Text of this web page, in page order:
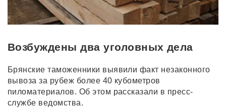
Возбуждены два уголовных дела
Брянские таможенники выявили факт незаконного
вывоза за рубеж более 40 кубометров
пиломатериалов. Об этом рассказали в пресс-
службе ведомства.